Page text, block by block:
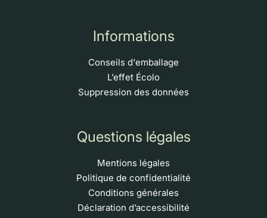
Informations
Conseils d'emballage
L’effet Écolo
Suppression des données
Questions légales
Mentions légales
Politique de confidentialité
Conditions générales
Déclaration d’accessibilité